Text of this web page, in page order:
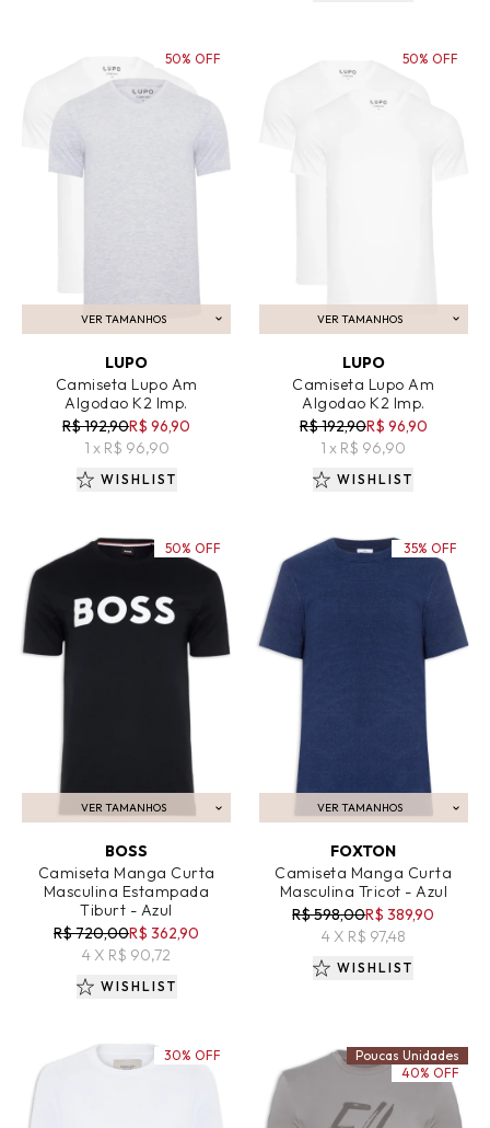
VER TAMANHOS
ADICIONAR AO CARRINHO
LUPO
Camiseta Lupo Am
Algodao K2 Imp.
R$ 192,90R$ 96,90
1 x R$ 96,90
50% OFF
WISHLIST
VER TAMANHOS
ADICIONAR AO CARRINHO
LUPO
Camiseta Lupo Am
Algodao K2 Imp.
R$ 192,90R$ 96,90
1 x R$ 96,90
50% OFF
WISHLIST
VER TAMANHOS
ADICIONAR AO CARRINHO
BOSS
Camiseta Manga Curta
Masculina Estampada
Tiburt - Azul
R$ 720,00R$ 362,90
4 X R$ 90,72
50% OFF
WISHLIST
VER TAMANHOS
ADICIONAR AO CARRINHO
FOXTON
Camiseta Manga Curta
Masculina Tricot - Azul
R$ 598,00R$ 389,90
4 X R$ 97,48
35% OFF
WISHLIST
30% OFF
Poucas Unidades
40% OFF